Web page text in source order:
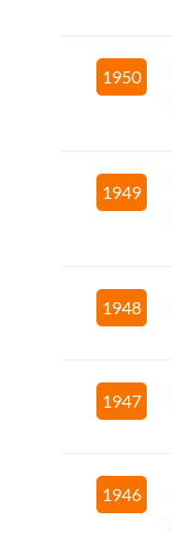
1950
1949
1948
1947
1946